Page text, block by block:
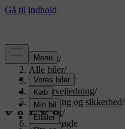
Support/
Alle biler/
EX90 2026 /
Brugervejledning/
Indstigning og sikkerhed/
Nøgler/
Digital nøgle